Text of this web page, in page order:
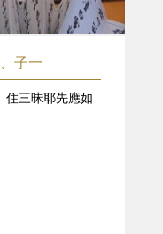
子一
住三昧耶先應如